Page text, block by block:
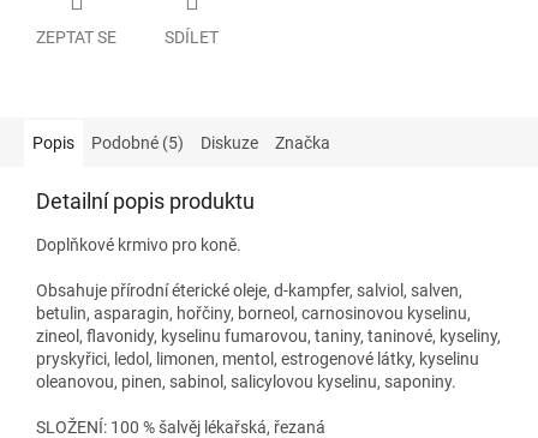
ZEPTAT SE SDÍLET
Popis Podobné (5) Diskuze Značka
Detailní popis produktu
Doplňkové krmivo pro koně.
Obsahuje přírodní éterické oleje, d-kampfer, salviol, salven,
betulin, asparagin, hořčiny, borneol, carnosinovou kyselinu,
zineol, flavonidy, kyselinu fumarovou, taniny, taninové, kyseliny,
pryskyřici, ledol, limonen, mentol, estrogenové látky, kyselinu
oleanovou, pinen, sabinol, salicylovou kyselinu, saponiny.
SLOŽENÍ: 100 % šalvěj lékařská, řezaná